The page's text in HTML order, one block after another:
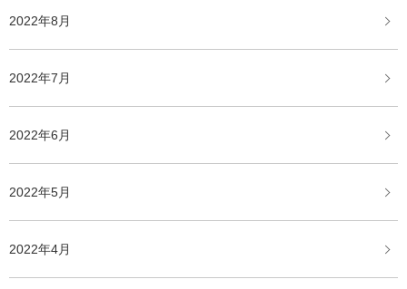
2022年8月
2022年7月
2022年6月
2022年5月
2022年4月